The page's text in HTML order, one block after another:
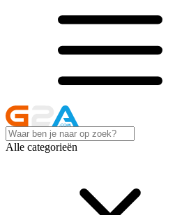
Alle categorieën